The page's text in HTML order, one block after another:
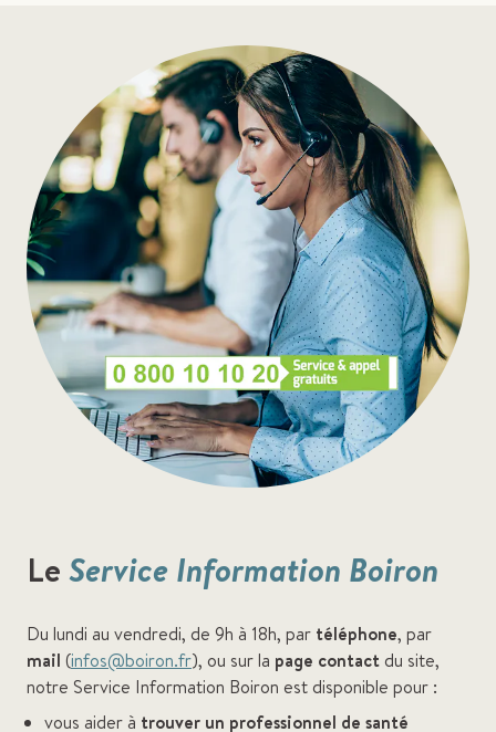
LeService Information Boiron
Du lundi au vendredi, de 9h à 18h, par téléphone, par
mail (infos@boiron.fr), ou sur la page contact du site,
notre Service Information Boiron est disponible pour :
vous aider à trouver un professionnel de santé